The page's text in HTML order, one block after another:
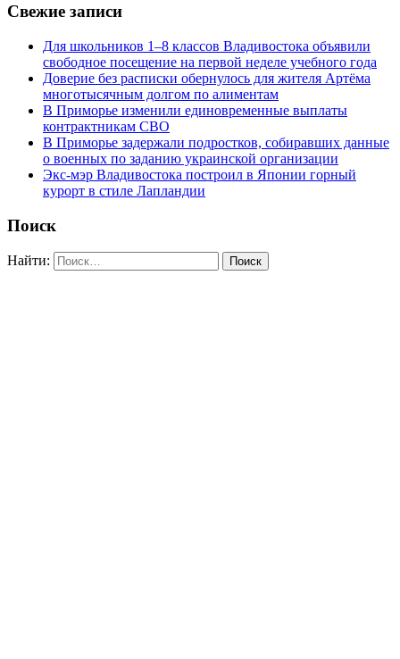
Свежие записи
Для школьников 1–8 классов Владивостока объявили
свободное посещение на первой неделе учебного года
Доверие без расписки обернулось для жителя Артёма
многотысячным долгом по алиментам
В Приморье изменили единовременные выплаты
контрактникам СВО
В Приморье задержали подростков, собиравших данные
о военных по заданию украинской организации
Экс-мэр Владивостока построил в Японии горный
курорт в стиле Лапландии
Поиск
Найти: